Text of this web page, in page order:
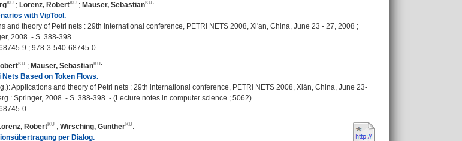
; Lorenz, Robert ; Mauser, Sebastian
:
with VipTool.
and theory of Petri nets : 29th international conference, PETRI NETS 2008, Xi'an, China, June 23 - 27, 2008 ;
2008. - S. 388-398
9 ; 978-3-540-68745-0
; Mauser, Sebastian
:
Based on Token Flows.
Applications and theory of Petri nets : 29th international conference, PETRI NETS 2008, Xián, China, June 23-
: Springer, 2008. - S. 388-398. - (Lecture notes in computer science ; 5062)
0
Robert ; Wirsching, Günther
:
per Dialog.